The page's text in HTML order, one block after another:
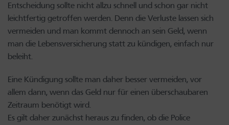
Entscheidung sollte nicht allzu schnell und schon gar nicht
leichtfertig getroffen werden. Denn die Verluste lassen sich
vermeiden und man kommt dennoch an sein Geld, wenn
man die Lebensversicherung statt zu kündigen, einfach nur
beleiht.
Eine Kündigung sollte man daher besser vermeiden, vor
allem dann, wenn das Geld nur für einen überschaubaren
Zeitraum benötigt wird.
Es gilt daher zunächst heraus zu finden, ob die Police